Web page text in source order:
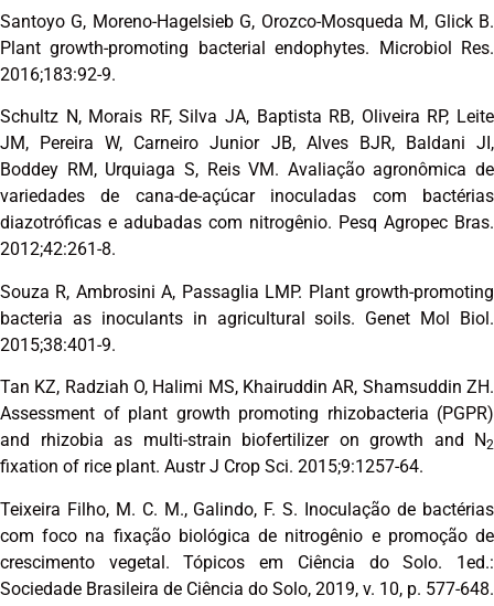
Santoyo G, Moreno-Hagelsieb G, Orozco-Mosqueda M, Glick B.
Plant growth-promoting bacterial endophytes. Microbiol Res.
2016;183:92-9.
Schultz N, Morais RF, Silva JA, Baptista RB, Oliveira RP, Leite
JM, Pereira W, Carneiro Junior JB, Alves BJR, Baldani JI,
Boddey RM, Urquiaga S, Reis VM. Avaliação agronômica de
variedades de cana-de-açúcar inoculadas com bactérias
diazotróficas e adubadas com nitrogênio. Pesq Agropec Bras.
2012;42:261-8.
Souza R, Ambrosini A, Passaglia LMP. Plant growth-promoting
bacteria as inoculants in agricultural soils. Genet Mol Biol.
2015;38:401-9.
Tan KZ, Radziah O, Halimi MS, Khairuddin AR, Shamsuddin ZH.
Assessment of plant growth promoting rhizobacteria (PGPR)
and rhizobia as multi-strain biofertilizer on growth and N2
fixation of rice plant. Austr J Crop Sci. 2015;9:1257-64.
Teixeira Filho, M. C. M., Galindo, F. S. Inoculação de bactérias
com foco na fixação biológica de nitrogênio e promoção de
crescimento vegetal. Tópicos em Ciência do Solo. 1ed.:
Sociedade Brasileira de Ciência do Solo, 2019, v. 10, p. 577-648.